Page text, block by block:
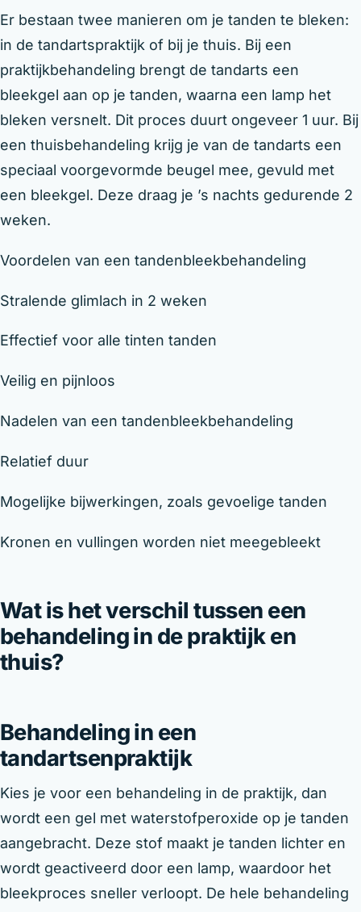
Er bestaan twee manieren om je tanden te bleken:
in de tandartspraktijk of bij je thuis. Bij een
praktijkbehandeling brengt de tandarts een
bleekgel aan op je tanden, waarna een lamp het
bleken versnelt. Dit proces duurt ongeveer 1 uur. Bij
een thuisbehandeling krijg je van de tandarts een
speciaal voorgevormde beugel mee, gevuld met
een bleekgel. Deze draag je ’s nachts gedurende 2
weken.
Voordelen van een tandenbleekbehandeling
Stralende glimlach in 2 weken
Effectief voor alle tinten tanden
Veilig en pijnloos
Nadelen van een tandenbleekbehandeling
Relatief duur
Mogelijke bijwerkingen, zoals gevoelige tanden
Kronen en vullingen worden niet meegebleekt
Wat is het verschil tussen een
behandeling in de praktijk en
thuis?
Behandeling in een
tandartsenpraktijk
Kies je voor een behandeling in de praktijk, dan
wordt een gel met waterstofperoxide op je tanden
aangebracht. Deze stof maakt je tanden lichter en
wordt geactiveerd door een lamp, waardoor het
bleekproces sneller verloopt. De hele behandeling